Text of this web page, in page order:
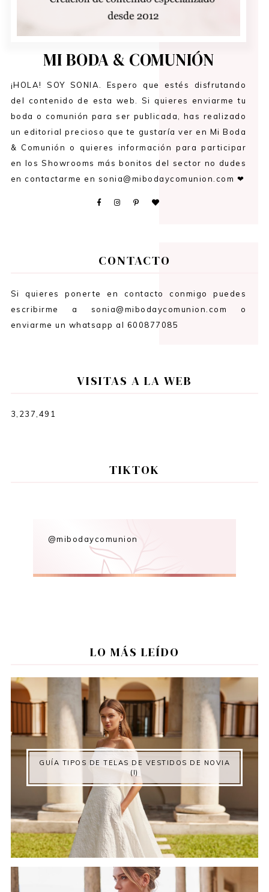
MI BODA & COMUNIÓN
¡HOLA! SOY SONIA. Espero que estés disfrutando
del contenido de esta web. Si quieres enviarme tu
boda o comunión para ser publicada, has realizado
un editorial precioso que te gustaría ver en Mi Boda
& Comunión o quieres información para participar
en los Showrooms más bonitos del sector no dudes
en contactarme en sonia@mibodaycomunion.com ❤
CONTACTO
Si quieres ponerte en contacto conmigo puedes
escribirme a sonia@mibodaycomunion.com o
enviarme un whatsapp al 600877085
VISITAS A LA WEB
3,237,491
TIKTOK
@mibodaycomunion
LO MÁS LEÍDO
GUÍA TIPOS DE TELAS DE VESTIDOS DE NOVIA
(I)